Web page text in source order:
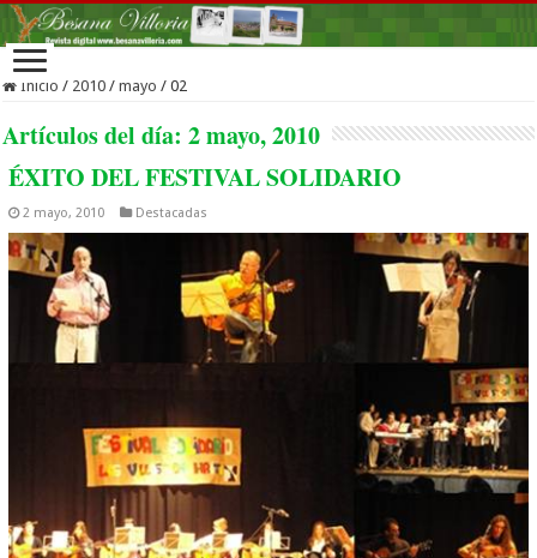
Inicio / 2010 / mayo / 02
Artículos del día:2 mayo, 2010
ÉXITO DEL FESTIVAL SOLIDARIO
2 mayo, 2010 Destacadas